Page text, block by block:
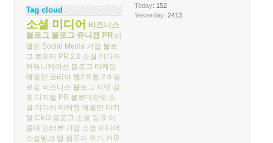
Tag cloud
소셜 미디어 비즈니스
블로그 블로그 쥬니캡 PR 에
델만 Social Media 기업 블로
그 트위터 PR 2.0 소셜 미디어
커뮤니케이션 블로그 마케팅
에델만 코리아 웹2.0 웹 2.0 블
로깅 비즈니스 블로그 서밋 김
호 디지털 PR 블로터닷넷 소
셜 미디어 마케팅 에델만 디지
털 CEO 블로그 소셜 링크 이
중대 인터뷰 기업 소셜 미디어
소셜링크 델 컴퓨터 위기 커뮤
Today: 152
Yesterday: 2413